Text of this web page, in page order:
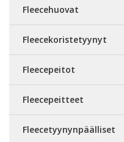
Fleecehuovat
Fleecekoristetyynyt
Fleecepeitot
Fleecepeitteet
Fleecetyynynpäälliset